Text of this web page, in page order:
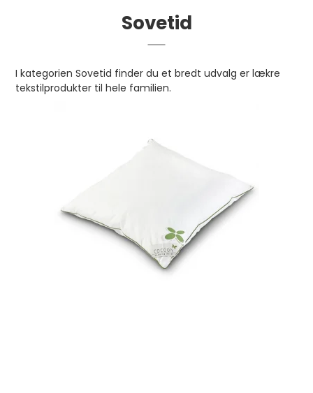
Sovetid
I kategorien Sovetid finder du et bredt udvalg er lækre
tekstilprodukter til hele familien.